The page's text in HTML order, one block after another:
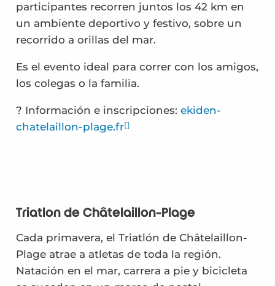
participantes recorren juntos los 42 km en
un ambiente deportivo y festivo, sobre un
recorrido a orillas del mar.
Es el evento ideal para correr con los amigos,
los colegas o la familia.
? Información e inscripciones: ekiden-
chatelaillon-plage.fr
Triatlón de Châtelaillon-Plage
Cada primavera, el Triatlón de Châtelaillon-
Plage atrae a atletas de toda la región.
Natación en el mar, carrera a pie y bicicleta